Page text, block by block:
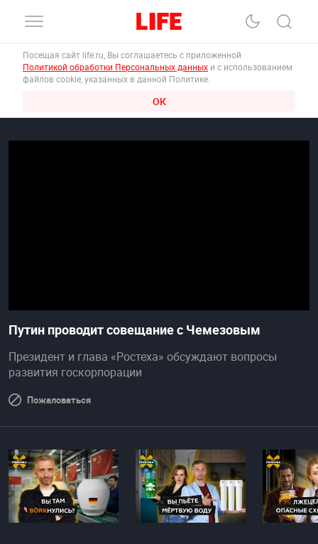
Посещая сайт life.ru, Вы соглашаетесь с приложенной
Политикой обработки Персональных данных и с использованием
файлов cookie, указанных в данной Политике.
ОК
Путин проводит совещание с Чемезовым
Президент и глава «Ростеха» обсуждают вопросы
развития госкорпорации
Пожаловаться